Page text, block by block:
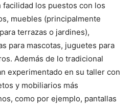
los puestos con los
muebles (principalmente
terrazas o jardines),
para mascotas, juguetes para
Además de lo tradicional
experimentado en su taller con
y mobiliarios más
como por ejemplo, pantallas